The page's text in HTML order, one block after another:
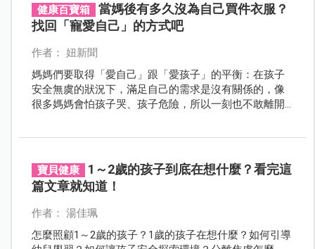
健康百寶箱
當媽後有多久沒為自己買件衣服？
找回「寵愛自己」的方式吧
作者： 妞新聞
媽媽們要取得「愛自己」跟「愛孩子」的平衡：在孩子
安全無虞的狀況下，滿足自己的需求是沒有關係的，像
很多媽媽會怕孩子哭、孩子危險，所以一刻也不敢離開
寶貝健康
1～2歲的孩子到底在想什麼？看完這
篇文章就知道！
作者： 湯佳珮
怎麼照顧1～2歲的孩子？1歲的孩子在想什麼？如何引導